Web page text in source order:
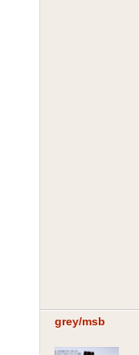
grey/msb